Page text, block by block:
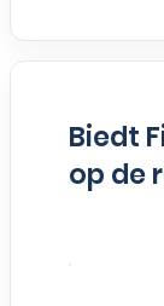
Biedt
op de